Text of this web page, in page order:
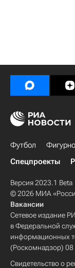
Футбол
Спецпроекты
Версия 2023.1 Beta
© 2026 МИА
Вакансии
Сетевое издание
в Федеральной
информационных
(Роскомнадзор) 08
Свидетельство о